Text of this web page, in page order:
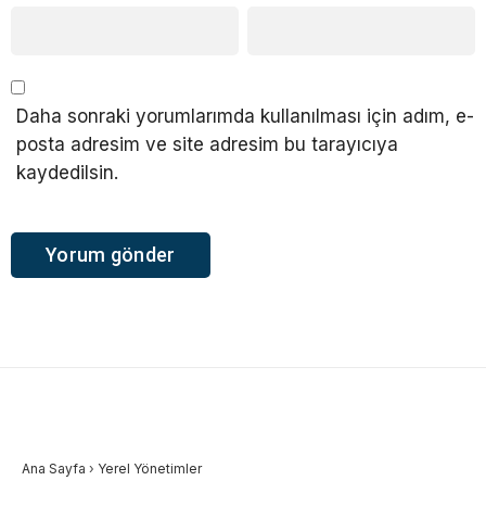
Daha sonraki yorumlarımda kullanılması için adım, e-
posta adresim ve site adresim bu tarayıcıya
kaydedilsin.
Ana Sayfa › Yerel Yönetimler